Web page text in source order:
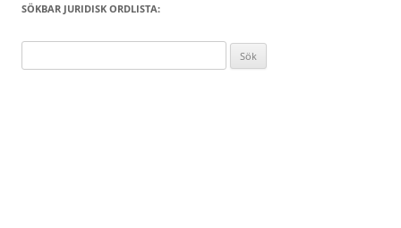
SÖKBAR JURIDISK ORDLISTA:
efter: